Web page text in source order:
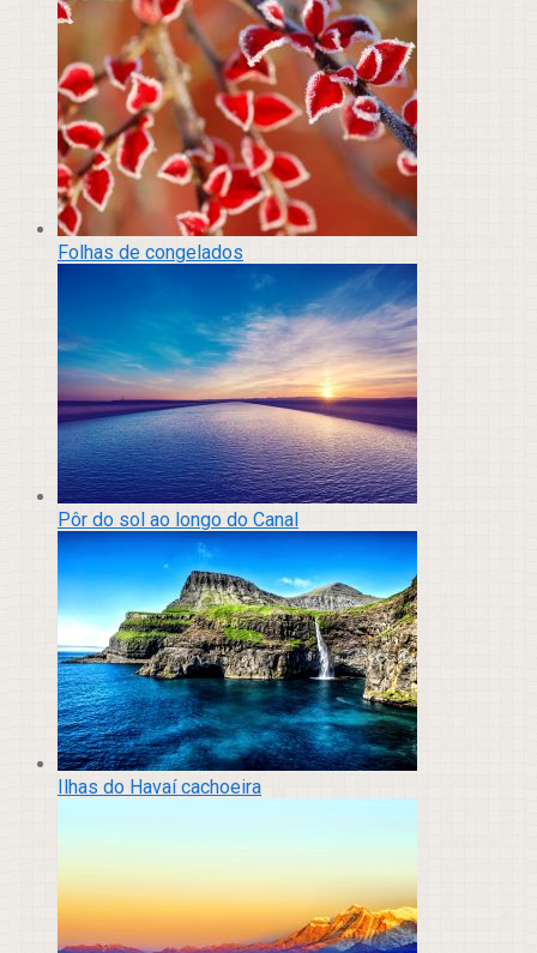
Folhas de congelados
Pôr do sol ao longo do Canal
Ilhas do Havaí cachoeira